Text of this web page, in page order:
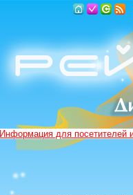
Информация для посетителей